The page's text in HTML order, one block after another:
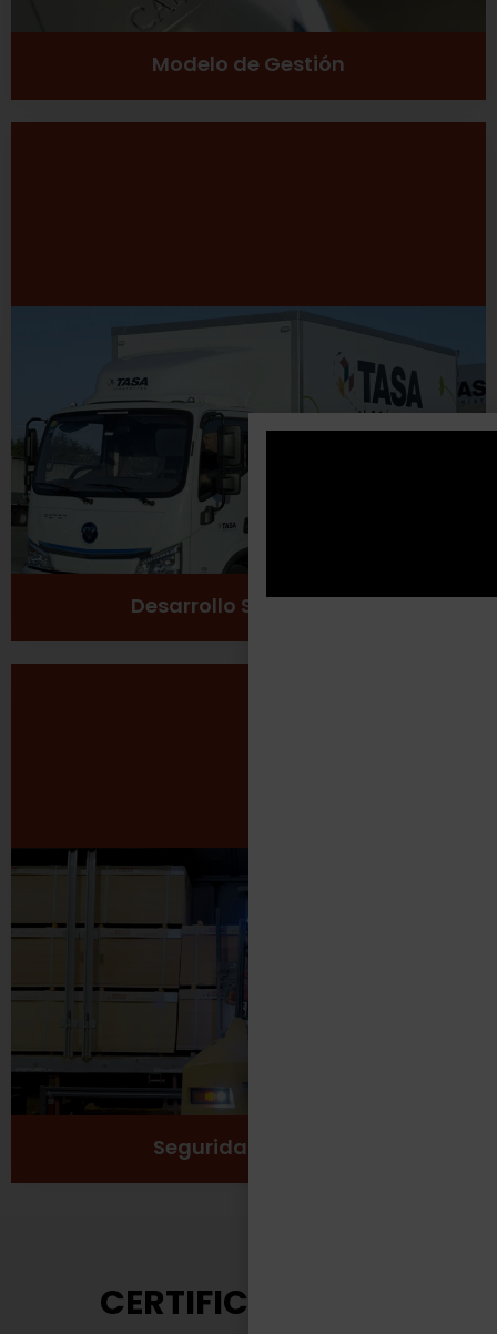
Modelo de Gestión
Desarrollo Sustentable
Desarrollo Sustentable
Inclusión social
Cuidado del medio ambiente
Ver más
Seguridad Laboral
Seguridad Laboral
Ver más
CERTIFICACIONES